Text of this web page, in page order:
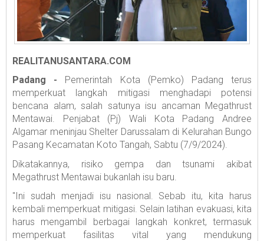
REALITANUSANTARA.COM
Padang - Pemerintah Kota (Pemko) Padang terus
memperkuat langkah mitigasi menghadapi potensi
bencana alam, salah satunya isu ancaman Megathrust
Mentawai. Penjabat (Pj) Wali Kota Padang Andree
Algamar meninjau Shelter Darussalam di Kelurahan Bungo
Pasang Kecamatan Koto Tangah, Sabtu (7/9/2024).
Dikatakannya, risiko gempa dan tsunami akibat
Megathrust Mentawai bukanlah isu baru.
"Ini sudah menjadi isu nasional. Sebab itu, kita harus
kembali memperkuat mitigasi. Selain latihan evakuasi, kita
harus mengambil berbagai langkah konkret, termasuk
memperkuat fasilitas vital yang mendukung